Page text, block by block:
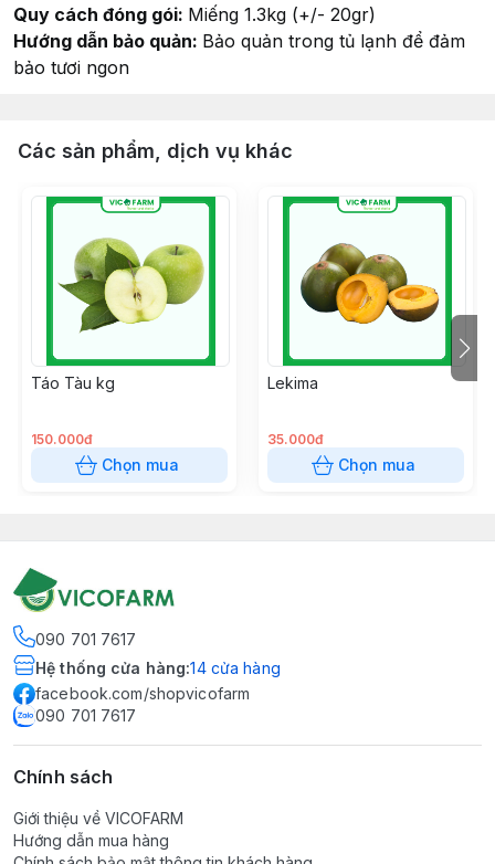
Quy cách đóng gói: Miếng 1.3kg (+/- 20gr)
Hướng dẫn bảo quản: Bảo quản trong tủ lạnh để đảm
bảo tươi ngon
Các sản phẩm, dịch vụ khác
Táo Tàu kg
150.000đ
Chọn mua
Lekima
35.000đ
Chọn mua
090 701 7617
Hệ thống cửa hàng:14 cửa hàng
facebook.com/shopvicofarm
090 701 7617
Chính sách
Giới thiệu về VICOFARM
Hướng dẫn mua hàng